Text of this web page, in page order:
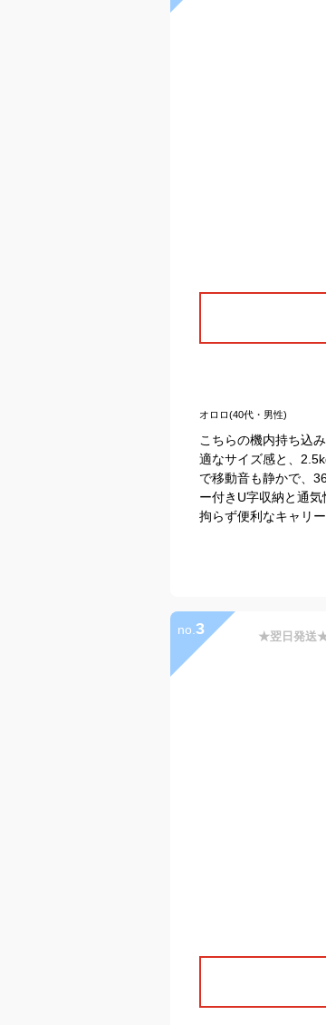
オロロ(40代・男性)
こちらの機内持ち込
適なサイズ感と、
で移動音も静かで、
ー付きU字収納と通
拘らず便利なキャリ
no. 3